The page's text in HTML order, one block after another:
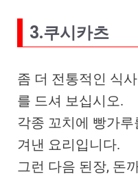
3.쿠시카츠
좀 더 전통적인 식
를 드셔 보십시오.
각종 꼬치에 빵가
겨낸 요리입니다.
그런 다음 된장, 돈